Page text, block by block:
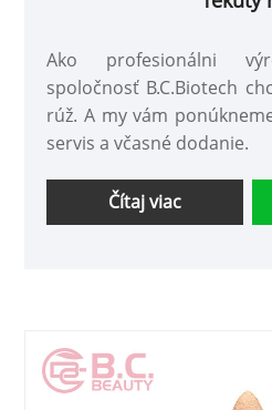
Ako profesionálni
spoločnosť B.C.Biotech
rúž. A my vám
servis a včasné dodanie.
Čítaj viac